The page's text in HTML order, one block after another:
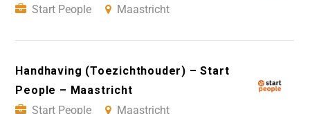
Start People
Maastricht
Handhaving (Toezichthouder) – Start
People – Maastricht
Start People
Maastricht